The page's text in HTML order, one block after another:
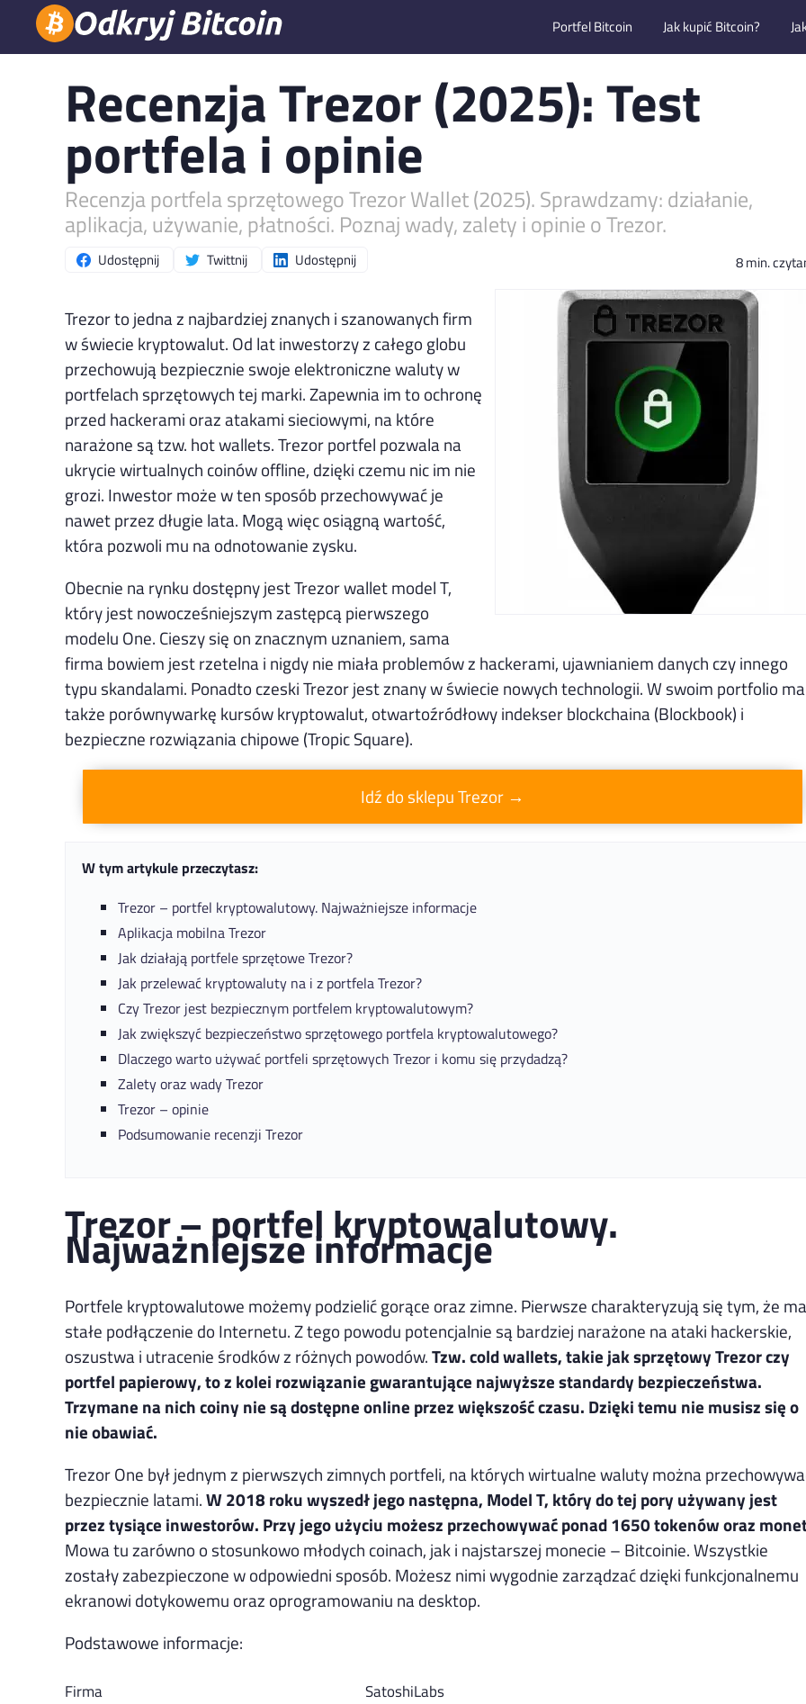
Portfel Bitcoin Jak kupić Bitcoin?
Recenzja Trezor (2025): Test
portfela i opinie
Recenzja portfela sprzętowego Trezor Wallet (2025). Sprawdzamy: działanie,
aplikacja, używanie, płatności. Poznaj wady, zalety i opinie o Trezor.
Udostępnij Twittnij Udostępnij 8 min.
Trezor to jedna z najbardziej znanych i szanowanych firm
w świecie kryptowalut. Od lat inwestorzy z całego globu
przechowują bezpiecznie swoje elektroniczne waluty w
portfelach sprzętowych tej marki. Zapewnia im to ochronę
przed hackerami oraz atakami sieciowymi, na które
narażone są tzw. hot wallets. Trezor portfel pozwala na
ukrycie wirtualnych coinów offline, dzięki czemu nic im nie
grozi. Inwestor może w ten sposób przechowywać je
nawet przez długie lata. Mogą więc osiągną wartość,
która pozwoli mu na odnotowanie zysku.
Obecnie na rynku dostępny jest Trezor wallet model T,
który jest nowocześniejszym zastępcą pierwszego
modelu One. Cieszy się on znacznym uznaniem, sama
firma bowiem jest rzetelna i nigdy nie miała problemów z hackerami, ujawnianiem danych czy innego
typu skandalami. Ponadto czeski Trezor jest znany w świecie nowych technologii. W swoim portfolio ma
także porównywarkę kursów kryptowalut, otwartoźródłowy indekser blockchaina (Blockbook) i
bezpieczne rozwiązania chipowe (Tropic Square).
Idź do sklepu Trezor →
W tym artykule przeczytasz:
Trezor – portfel kryptowalutowy. Najważniejsze informacje
Aplikacja mobilna Trezor
Jak działają portfele sprzętowe Trezor?
Jak przelewać kryptowaluty na i z portfela Trezor?
Czy Trezor jest bezpiecznym portfelem kryptowalutowym?
Jak zwiększyć bezpieczeństwo sprzętowego portfela kryptowalutowego?
Dlaczego warto używać portfeli sprzętowych Trezor i komu się przydadzą?
Zalety oraz wady Trezor
Trezor – opinie
Podsumowanie recenzji Trezor
Trezor – portfel kryptowalutowy.
Najważniejsze informacje
Portfele kryptowalutowe możemy podzielić gorące oraz zimne. Pierwsze charakteryzują się tym, że
stałe podłączenie do Internetu. Z tego powodu potencjalnie są bardziej narażone na ataki hackerskie,
oszustwa i utracenie środków z różnych powodów.Tzw. cold wallets, takie jak sprzętowy Trezor czy
portfel papierowy, to z kolei rozwiązanie gwarantujące najwyższe standardy bezpieczeństwa.
Trzymane na nich coiny nie są dostępne online przez większość czasu. Dzięki temu nie musisz się o
nie obawiać.
Trezor One był jednym z pierwszych zimnych portfeli, na których wirtualne waluty można
bezpiecznie latami.W 2018 roku wyszedł jego następna, Model T, który do tej pory używany jest
przez tysiące inwestorów. Przy jego użyciu możesz przechowywać ponad 1650 tokenów oraz
Mowa tu zarówno o stosunkowo młodych coinach, jak i najstarszej monecie – Bitcoinie. Wszystkie
zostały zabezpieczone w odpowiedni sposób. Możesz nimi wygodnie zarządzać dzięki funkcjonalnemu
ekranowi dotykowemu oraz oprogramowaniu na desktop.
Podstawowe informacje:
Firma
SatoshiLabs